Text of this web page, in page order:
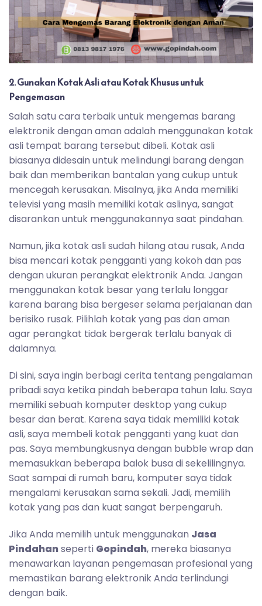
2. Gunakan Kotak Asli atau Kotak Khusus untuk
Pengemasan
Salah satu cara terbaik untuk mengemas barang
elektronik dengan aman adalah menggunakan kotak
asli tempat barang tersebut dibeli. Kotak asli
biasanya didesain untuk melindungi barang dengan
baik dan memberikan bantalan yang cukup untuk
mencegah kerusakan. Misalnya, jika Anda memiliki
televisi yang masih memiliki kotak aslinya, sangat
disarankan untuk menggunakannya saat pindahan.
Namun, jika kotak asli sudah hilang atau rusak, Anda
bisa mencari kotak pengganti yang kokoh dan pas
dengan ukuran perangkat elektronik Anda. Jangan
menggunakan kotak besar yang terlalu longgar
karena barang bisa bergeser selama perjalanan dan
berisiko rusak. Pilihlah kotak yang pas dan aman
agar perangkat tidak bergerak terlalu banyak di
dalamnya.
Di sini, saya ingin berbagi cerita tentang pengalaman
pribadi saya ketika pindah beberapa tahun lalu. Saya
memiliki sebuah komputer desktop yang cukup
besar dan berat. Karena saya tidak memiliki kotak
asli, saya membeli kotak pengganti yang kuat dan
pas. Saya membungkusnya dengan bubble wrap dan
memasukkan beberapa balok busa di sekelilingnya.
Saat sampai di rumah baru, komputer saya tidak
mengalami kerusakan sama sekali. Jadi, memilih
kotak yang pas dan kuat sangat berpengaruh.
Jika Anda memilih untuk menggunakan Jasa
Pindahanseperti Gopindah, mereka biasanya
menawarkan layanan pengemasan profesional yang
memastikan barang elektronik Anda terlindungi
dengan baik.